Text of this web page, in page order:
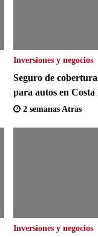
Inversiones y negocios
Seguro de
para autos en Costa
consejos para
2 semanas Atras
Inversiones y negocios